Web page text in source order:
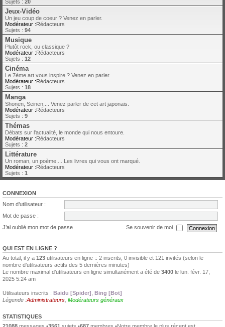
Sujets : 20
Jeux-Vidéo
Un jeu coup de coeur ? Venez en parler.
Modérateur :Rédacteurs
Sujets : 94
Musique
Plutôt rock, ou classique ?
Modérateur :Rédacteurs
Sujets : 12
Cinéma
Le 7ème art vous inspire ? Venez en parler.
Modérateur :Rédacteurs
Sujets : 18
Manga
Shonen, Seinen,... Venez parler de cet art japonais.
Modérateur :Rédacteurs
Sujets : 9
Thémas
Débats sur l'actualité, le monde qui nous entoure.
Modérateur :Rédacteurs
Sujets : 2
Littérature
Un roman, un poème,... Les livres qui vous ont marqué.
Modérateur :Rédacteurs
Sujets : 1
CONNEXION
Nom d’utilisateur :
Mot de passe :
J’ai oublié mon mot de passe
Se souvenir de moi
QUI EST EN LIGNE ?
Au total, il y a 123 utilisateurs en ligne :: 2 inscrits, 0 invisible et 121 invités (selon le
nombre d’utilisateurs actifs des 5 dernières minutes)
Le nombre maximal d’utilisateurs en ligne simultanément a été de 3400 le lun. févr. 17,
2025 5:24 am
Utilisateurs inscrits : Baidu [Spider] Bing [Bot]
Légende :Administrateurs Modérateurs généraux
STATISTIQUES